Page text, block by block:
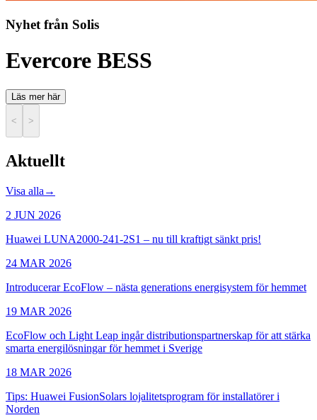
Nyhet från Solis
Evercore BESS
Läs mer här
< >
Aktuellt
Visa alla →
2 JUN 2026
Huawei LUNA2000-241-2S1 – nu till kraftigt sänkt pris!
24 MAR 2026
Introducerar EcoFlow – nästa generations energisystem för hemmet
19 MAR 2026
EcoFlow och Light Leap ingår distributionspartnerskap för att stärka
smarta energilösningar för hemmet i Sverige
18 MAR 2026
Tips: Huawei FusionSolars lojalitetsprogram för installatörer i
Norden